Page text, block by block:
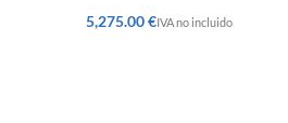
€